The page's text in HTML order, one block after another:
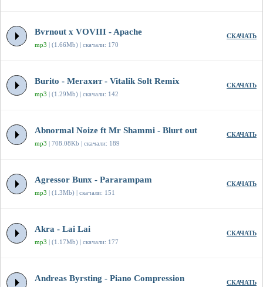
Bvrnout x VOVIII - Apache
mp3 | (1.66Mb) | скачали: 170
СКАЧАТЬ
Burito - Мегахит - Vitalik Solt Remix
mp3 | (1.29Mb) | скачали: 142
СКАЧАТЬ
Abnormal Noize ft Mr Shammi - Blurt out
mp3 | 708.08Kb | скачали: 189
СКАЧАТЬ
Agressor Bunx - Pararampam
mp3 | (1.3Mb) | скачали: 151
СКАЧАТЬ
Akra - Lai Lai
mp3 | (1.17Mb) | скачали: 177
СКАЧАТЬ
Andreas Byrsting - Piano Compression СКАЧАТЬ